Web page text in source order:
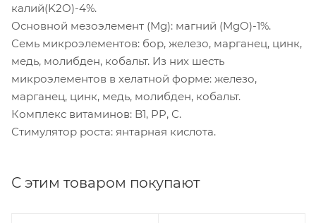
калий(K2O)-4%.
Основной мезоэлемент (Mg): магний (MgO)-1%.
Семь микроэлементов: бор, железо, марганец, цинк,
медь, молибден, кобальт. Из них шесть
микроэлементов в хелатной форме: железо,
марганец, цинк, медь, молибден, кобальт.
Комплекс витаминов: B1, PP, С.
Стимулятор роста: янтарная кислота.
С этим товаром покупают